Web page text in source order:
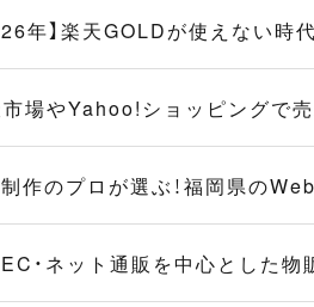
年】楽天GOLDが使えない
市場やYahoo!ショッピングで
制作のプロが選ぶ！福岡県の
EC・ネット通販を中心とした